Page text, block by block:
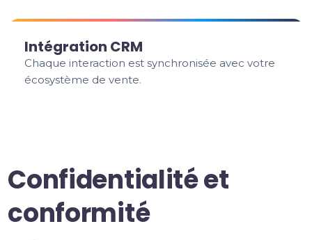
Intégration CRM
Chaque interaction est synchronisée avec votre
écosystème de vente.
Confidentialité et
conformité